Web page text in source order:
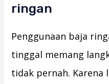
ringan
Penggunaan baja
tinggal memang
tidak pernah.